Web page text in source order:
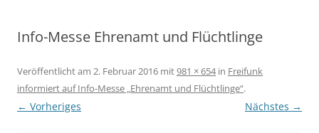
Info-Messe Ehrenamt und Flüchtlinge
Veröffentlicht am 2. Februar 2016 mit981 × 654in Freifunk
informiert auf Info-Messe „Ehrenamt und Flüchtlinge“.
← Vorheriges Nächstes →